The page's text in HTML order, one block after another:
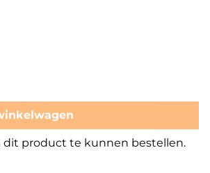
product te kunnen bestellen.